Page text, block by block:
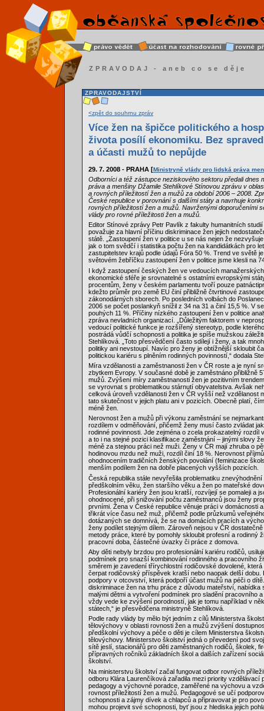
ZPRAVODAJ - aneb co se děje
ZPRAVODAJSTVÍ
<zpět do souhrnu zpráv
Více žen na špičce politického a
života posílí ekonomiku. Bez
a účasti mužů to nepůjde
29. 7. 2008 - PRAHA [Ministryně vlády pro lidská práva
Odborníci a též zástupce neziskového sektoru předali dnes
práva a menšiny Džamile Stehlíkové Stínovou zprávu v
a rovných příležitostí žen a mužů za období 2006 – 2008.
České republice v porovnání s dalšími státy a navrhuje
rovných příležitostí žen a mužů. Navrženými doporučeními
vlády pro rovné příležitosti žen a mužů.
Editor Stínové zprávy Petr Pavlík z fakulty humanitních
považuje za hlavní příčinu diskriminace žen jejich
státě. „Zastoupení žen v politice u se nás nejen že
jak o tom svědčí i statistika počtu žen na kandidátkách pro
zastupitelstev krajů podle údajů Fóra 50 %. Trend ve světě
světovém žebříčku zastoupení žen v politice jsme klesli na
I když zastoupení českých žen ve vedoucích
ekonomické sféře je srovnatelné s ostatními evropskými
procentům, ženy v českém parlamentu tvoří pouze
kdežto průměr pro země EU činí přibližně čtvrtinové
zákonodárných sborech. Po posledních volbách do
2006 se počet poslankyň snížil z 34 na 31 a činí 15,5 %. V
pouhých 11 %. Příčiny nízkého zastoupení žen v politice
zpráva nevladních organizací. „Důležitým faktorem v
vedoucí politické funkce je rozšířený stereotyp, podle
postrádá vůdčí schopnosti a politika je spíše mužskou
Stehlíková. „Toto přesvědčení často sdílejí i ženy, a tak
politiky ani nevstoupí. Navíc pro ženy je obtížnější skloubit
politickou kariéru s plněním rodinných povinností,“ dodala
Míra vzdělanosti a zaměstnanosti žen v ČR roste a je nyní
zbytkem Evropy. V současné době je zaměstnáno přibližně
mužů. Zvýšení míry zaměstnanosti žen je pozitivním
se vyrovnat s problematikou stárnutí obyvatelstva. Avšak
celková úroveň vzdělanosti žen v ČR vyšší než vzdělanost
tato skutečnost v jejich platu ani v pozicích. Obecně platí,
méně žen.
Nerovnost žen a mužů při výkonu zaměstnání se
rozdílem v odměňování, přičemž ženy musí často zvládat
rodinné povinnosti. Jde zejména o zcela prokazatelný rozdíl
a to i na stejné pozici klasifikace zaměstnání – jinými slovy
méně za stejnou práci než muži. Ženy v ČR mají zhruba o
hodinovou mzdu než muži, rozdíl činí 18 %. Nerovnost
ohodnocením tradičních ženských povolání (feminizace
menším podílem žen na dobře placených vyšších pozicích.
Česká republika stále nevyřešila problematiku
předškolním věku, žen staršího věku a žen po mateřské
Profesionální kariéry žen jsou kratší, rozvíjejí se pomaleji a
ohodnocené, při snižování počtu zaměstnanců jsou ženy
prvními. Žena v České republice věnuje práci v domácnosti
třikrát více času než muž, přičemž podle průzkumů
dotázaných se domnívá, že se na domácích pracích a
ženy podílet stejným dílem. Zároveň nejsou v ČR
metody práce, které by pomohly skloubit profesní a rodinný
pracovní doba, částečné úvazky či práce z domova.
Aby děti nebyly brzdou pro profesionální kariéru rodičů,
podmínek pro snazší kombinování rodinného a pracovního
směrem je zavedení třírychlostní rodičovské dovolené, která
čerpat rodičovský příspěvek kratší nebo naopak delší dobu.
podpory v otcovství, která podpoří účast mužů na péči o
diskriminace žen na trhu práce z důvodu mateřství, nabídka
malými dětmi a vytvoření podmínek pro sladění pracovního
vždy vede ke zvýšení porodností, jak je tomu například v
státech,“ je přesvědčena ministryně Stehlíková.
Podle rady vlády by mělo být jedním z cílů Ministerstva
tělovýchovy v oblasti rovnosti žen a mužů zvýšení
předškolní výchovy a péče o děti je cílem Ministerstva
tělovýchovy. Ministerstvo školství jedná o převedení pod
sítě jeslí, stacionářů pro děti zaměstnaných rodičů, školek,
přípravných ročníků základních škol a dalších zařízení
školství.
Na ministerstvu školství začal fungovat odbor rovných
odboru Klára Laurenčíková zařadila mezi priority vzdělávací
pedagogy a výchovné poradce, zaměřené na výchovu a
rovnost příležitostí žen a mužů. Pedagogové se učí
schopnosti a zájmy dívek a chlapců a připravovat je pro
mohou projevit své schopnosti, byť jsou z hlediska jejich